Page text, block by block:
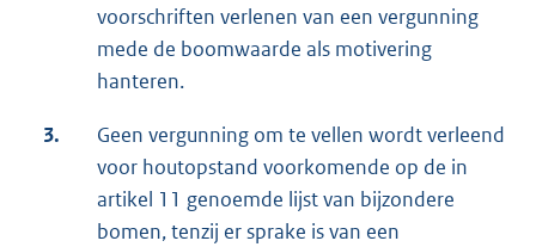
voorschriften verlenen van een vergunning
mede de boomwaarde als motivering
hanteren.
3.
Geen vergunning om te vellen wordt verleend
voor houtopstand voorkomende op de in
artikel 11 genoemde lijst van bijzondere
bomen, tenzij er sprake is van een